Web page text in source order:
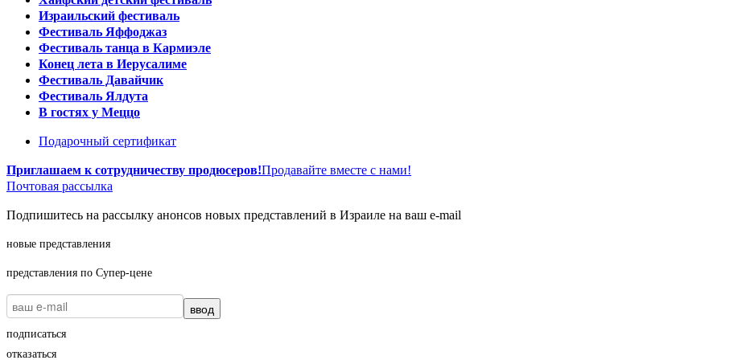
Израильский фестиваль
Фестиваль Яффоджаз
Фестиваль танца в Кармиэле
Конец лета в Иерусалиме
Фестиваль Давайчик
Фестиваль Ялдута
В гостях у Меццо
Подарочный сертификат
Приглашаем к сотрудничеству продюсеров!Продавайте вместе с нами!
Почтовая рассылка
Подпишитесь на рассылку анонсов новых представлений в Израиле на ваш e-mail
новые представления
представления по Супер-цене
ввод
подписаться
отказаться